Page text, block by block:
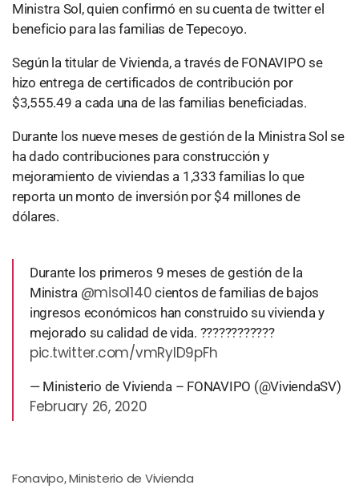
Ministra Sol, quien confirmó en su cuenta de twitter el
beneficio para las familias de Tepecoyo.
Según la titular de Vivienda, a través de FONAVIPO se
hizo entrega de certificados de contribución por
$3,555.49 a cada una de las familias beneficiadas.
Durante los nueve meses de gestión de la Ministra Sol se
ha dado contribuciones para construcción y
mejoramiento de viviendas a 1,333 familias lo que
reporta un monto de inversión por $4 millones de
dólares.
Durante los primeros 9 meses de gestión de la
Ministra @misol140 cientos de familias de bajos
ingresos económicos han construido su vivienda y
mejorado su calidad de vida. ????️????????️
pic.twitter.com/vmRylD9pFh
— Ministerio de Vivienda – FONAVIPO (@ViviendaSV)
February 26, 2020
Fonavipo,Ministerio de Vivienda